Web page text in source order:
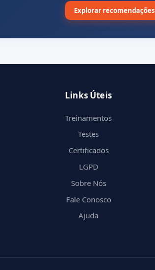
Explorar recomendações
Links Úteis
Treinamentos
Testes
Certificados
LGPD
Sobre Nós
Fale Conosco
Ajuda